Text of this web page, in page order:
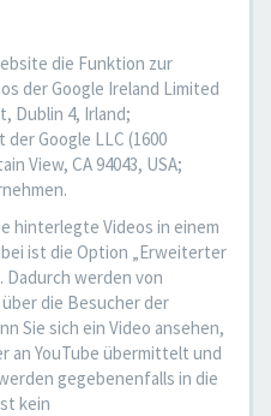
die Funktion zur
der Google Ireland Limited
Dublin 4, Irland;
der Google LLC (1600
View, CA 94043, USA;
hinterlegte Videos in einem
ist die Option „Erweiterter
werden von
die Besucher der
Sie sich ein Video ansehen,
an YouTube übermittelt und
gegebenenfalls in die
kein